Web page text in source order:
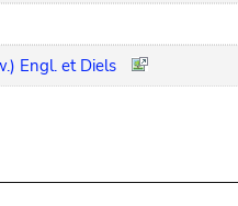
Engl. et Diels